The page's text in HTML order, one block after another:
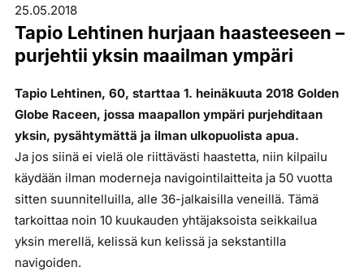
25.05.2018
Tapio Lehtinen hurjaan haasteeseen –
purjehtii yksin maailman ympäri
Tapio Lehtinen, 60, starttaa 1. heinäkuuta 2018 Golden
Globe Raceen, jossa maapallon ympäri purjehditaan
yksin, pysähtymättä ja ilman ulkopuolista apua.
Ja jos siinä ei vielä ole riittävästi haastetta, niin kilpailu
käydään ilman moderneja navigointilaitteita ja 50 vuotta
sitten suunnitelluilla, alle 36-jalkaisilla veneillä. Tämä
tarkoittaa noin 10 kuukauden yhtäjaksoista seikkailua
yksin merellä, kelissä kun kelissä ja sekstantilla
navigoiden.